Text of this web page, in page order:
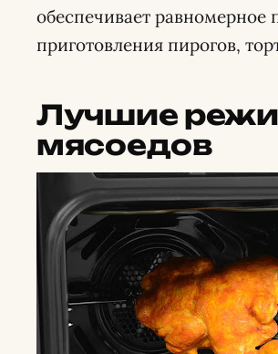
обеспечивает равномерное
приготовления пирогов,
Лучшие
мясоедов